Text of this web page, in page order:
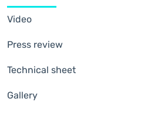
Video
Press review
Technical sheet
Gallery